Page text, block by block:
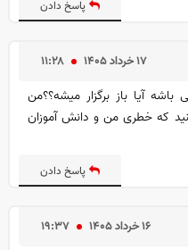
پاسخ دادن
۱۱:۲۸ ۱۷ خرداد ۱۴۰۵
آیا باز برگزار میشه؟؟من
که خطری من و دانش آموزان
پاسخ دادن
۱۹:۳۷ ۱۶ خرداد ۱۴۰۵